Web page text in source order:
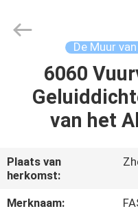
PRODUCTEN
ONGEVEER
ONS
FASEC
Buildings
De Muur
6060
van het
Plaats van
herkomst:
Merknaam: